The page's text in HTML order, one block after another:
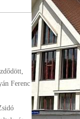
Ferenc